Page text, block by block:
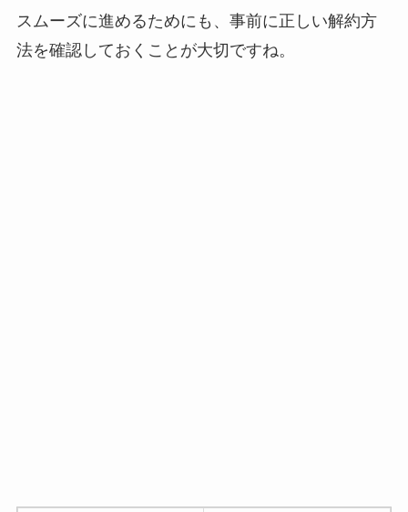
スムーズに進めるためにも、事前に正しい解約方
法を確認しておくことが大切ですね。